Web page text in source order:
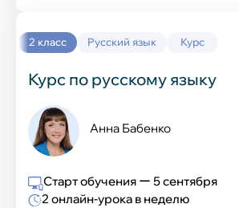
2 класс Русский язык Курс
Курс по русскому языку
Анна Бабенко
Старт обучения ー 5 сентября
2 онлайн-урока в неделю